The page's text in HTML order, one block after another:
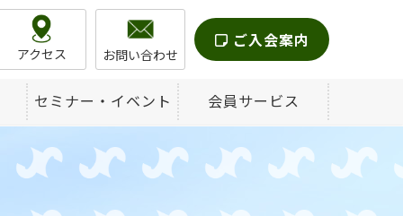
アクセス お問い合わせ
ご入会案内
セミナー・イベント 会員サービス